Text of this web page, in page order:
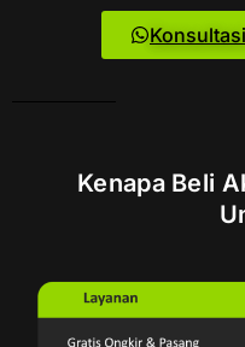
Kenapa Beli